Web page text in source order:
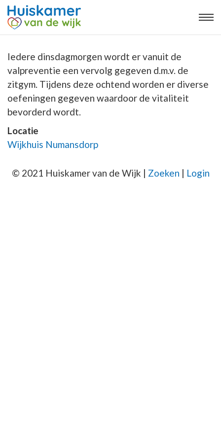
Iedere dinsdagmorgen wordt er vanuit de
valpreventie een vervolg gegeven d.m.v. de
zitgym. Tijdens deze ochtend worden er diverse
oefeningen gegeven waardoor de vitaliteit
bevorderd wordt.
Locatie
Wijkhuis Numansdorp
© 2021 Huiskamer van de Wijk | Zoeken | Login